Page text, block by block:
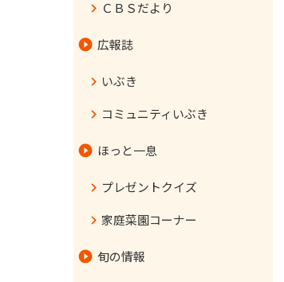
ＣＢＳだより
広報誌
いぶき
コミュニティいぶき
ほっと一息
プレゼントクイズ
家庭菜園コーナー
旬の情報